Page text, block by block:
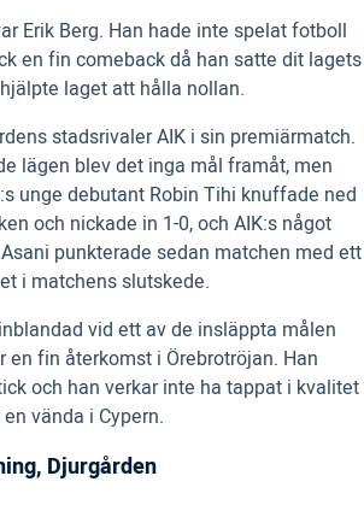
Erik Berg. Han hade inte spelat fotboll
en fin comeback då han satte dit lagets
laget att hålla nollan.
stadsrivaler AIK i sin premiärmatch.
lägen blev det inga mål framåt, men
unge debutant Robin Tihi knuffade ned
och nickade in 1-0, och AIK:s något
punkterade sedan matchen med ett
i matchens slutskede.
vid ett av de insläppta målen
en fin återkomst i Örebrotröjan. Han
och han verkar inte ha tappat i kvalitet
vända i Cypern.
Djurgården